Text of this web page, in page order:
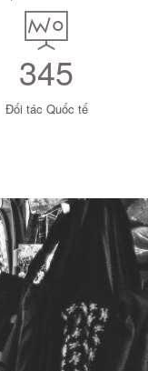
345
Đối tác Quốc tế